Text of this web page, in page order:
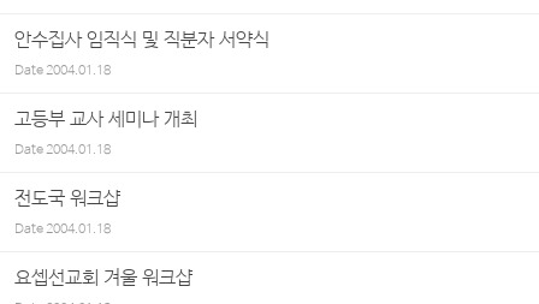
안수집사 임직식 및 직분자 서약식
Date2004.01.18
고등부 교사 세미나 개최
Date2004.01.18
전도국 워크샵
Date2004.01.18
요셉선교회 겨울 워크샵